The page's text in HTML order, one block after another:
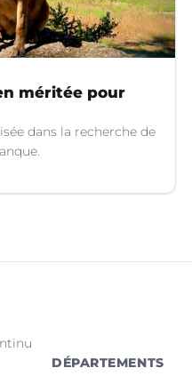
méritée pour
dans la recherche de
DÉPARTEMENTS